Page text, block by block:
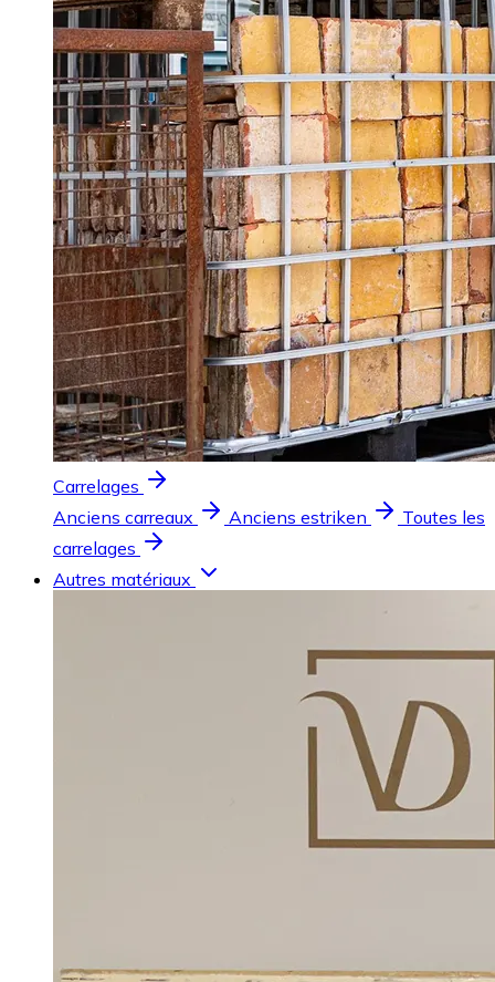
Carrelages
Anciens carreaux
Anciens estriken
Toutes les
carrelages
Autres matériaux